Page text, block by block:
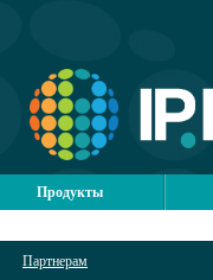
Продукты
Партнерам